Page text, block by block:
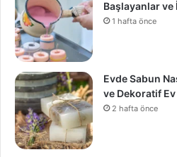
Başlayanlar
1 hafta önce
Evde Sabun
ve Dekoratif Ev
2 hafta önce